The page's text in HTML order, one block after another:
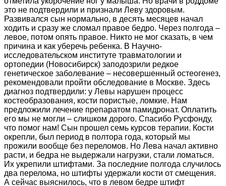
это не подтвердили и признали Леву здоровым.
Развивался сын нормально, в десять месяцев начал
ходить и сразу же сломал правое бедро. Через полгода –
левое, потом опять правое. Никто не мог сказать, в чем
причина и как уберечь ребенка. В Научно-
исследовательском институте травматологии и
ортопедии (Новосибирск) заподозрили редкое
генетическое заболевание – несовершенный остеогенез,
рекомендовали пройти обследование в Москве. Здесь
диагноз подтвердили: у Левы нарушен процесс
костеобразования, кости пористые, ломкие. Нам
предложили лечение препаратом памидронат. Оплатить
его мы не могли – слишком дорого. Спасибо Русфонду,
что помог нам! Сын прошел семь курсов терапии. Кости
окрепли, был период в полтора года, который мы
прожили вообще без переломов. Но Лева начал активно
расти, и бедра не выдержали нагрузки, стали ломаться.
Их укрепили штифтами. За последние полгода случилось
два перелома, но штифты удержали кости от смещения.
А сейчас выяснилось, что в левом бедре штифт